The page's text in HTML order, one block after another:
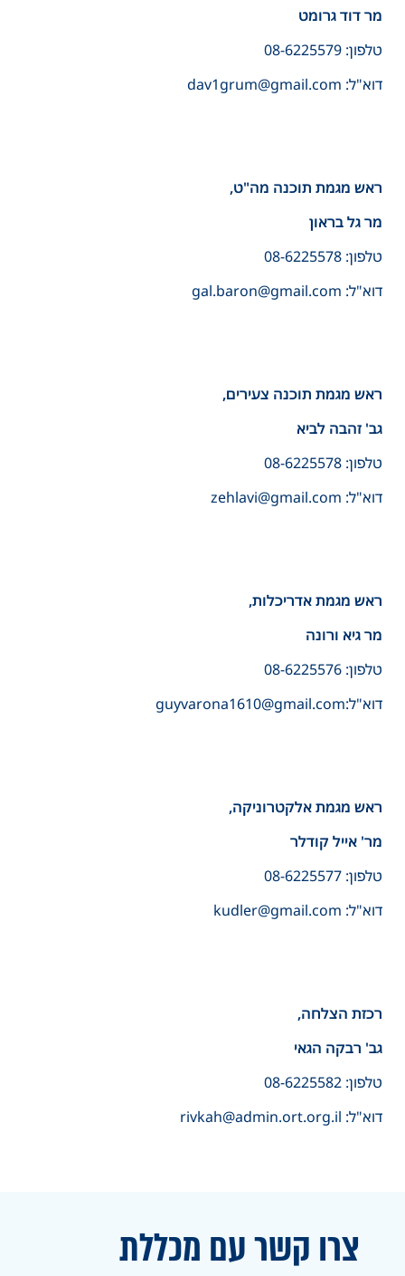
מר דוד גרומט
טלפון: 08-6225579
דוא"ל: dav1grum@gmail.com
ראש מגמת תוכנה מה"ט,
מר גל בראון
טלפון: 08-6225578
דוא"ל: gal.baron@gmail.com
ראש מגמת תוכנה צעירים,
גב' זהבה לביא
טלפון: 08-6225578
דוא"ל: zehlavi@gmail.com
ראש מגמת אדריכלות,
מר גיא ורונה
טלפון: 08-6225576
דוא"ל:guyvarona1610@gmail.com
ראש מגמת אלקטרוניקה,
מר' אייל קודלר
טלפון: 08-6225577
דוא"ל: kudler@gmail.com
רכזת הצלחה,
גב' רבקה הגאי
טלפון: 08-6225582
דוא"ל: rivkah@admin.ort.org.il
צרו קשר עם מכללת